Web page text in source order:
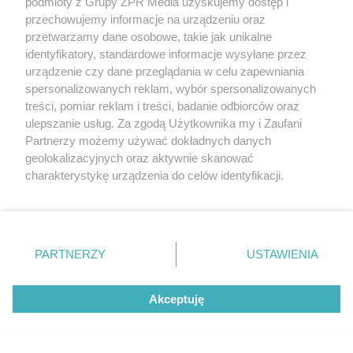
INTERWENCJA POLICJI
Turystka dokonała niebezpiecznego okrycia
przechowujemy informacje na urządzeniu oraz
przetwarzamy dane osobowe, takie jak unikalne
identyfikatory, standardowe informacje wysyłane przez
urządzenie czy dane przeglądania w celu zapewniania
spersonalizowanych reklam, wybór spersonalizowanych
treści, pomiar reklam i treści, badanie odbiorców oraz
ulepszanie usług. Za zgodą Użytkownika my i Zaufani
Partnerzy możemy używać dokładnych danych
geolokalizacyjnych oraz aktywnie skanować
charakterystykę urządzenia do celów identyfikacji.
zmienić/wycofać klikając przycisk ustawień prywatności
znajdujący się w lewym dolnym rogu strony
rodzaje przetwarzania danych nie wymagają zgody
użytkownika, ale masz prawo sprzeciwić się takiemu
przetwarzaniu. Preferencje będą miały zastosowanie tylko
PARTNERZY USTAWIENIA
Akceptuję